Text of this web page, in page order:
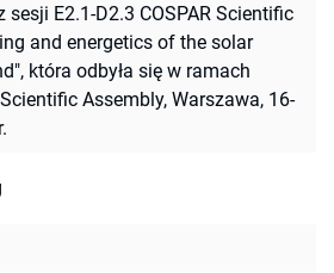
sesji E2.1-D2.3 COSPAR Scientific
and energetics of the solar
która odbyła się w ramach
Assembly, Warszawa, 16-